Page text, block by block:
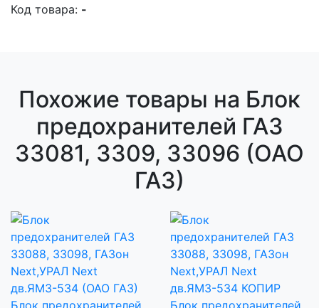
Код товара: -
Похожие товары на Блок
предохранителей ГАЗ
33081, 3309, 33096 (ОАО
ГАЗ)
Блок предохранителей
Блок предохранителей